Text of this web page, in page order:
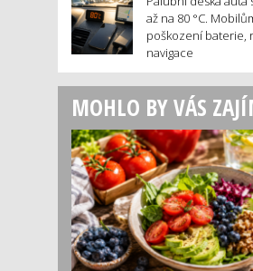
až na 80 °C.
poškození baterie,
navigace
MOHLO BY VÁS